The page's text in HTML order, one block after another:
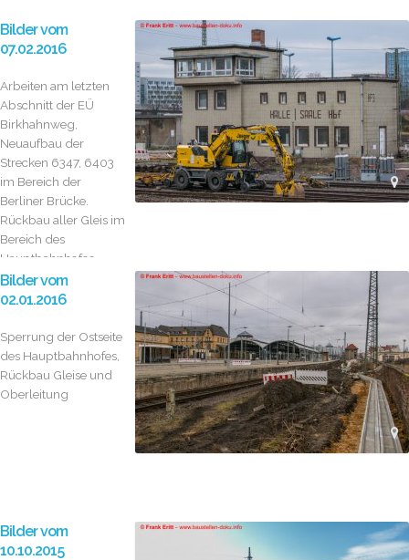
Bilder vom
07.02.2016
Arbeiten am letzten
Abschnitt der EÜ
Birkhahnweg,
Neuaufbau der
Strecken 6347, 6403
im Bereich der
Berliner Brücke.
Rückbau aller Gleis im
Bereich des
Hauptbahnhofes
Ostseite,...
Bilder vom
02.01.2016
Sperrung der Ostseite
des Hauptbahnhofes,
Rückbau Gleise und
Oberleitung
Bilder vom
10.10.2015